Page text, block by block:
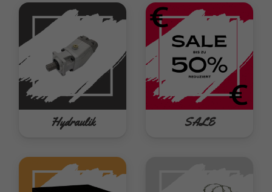
Hydraulik SALE